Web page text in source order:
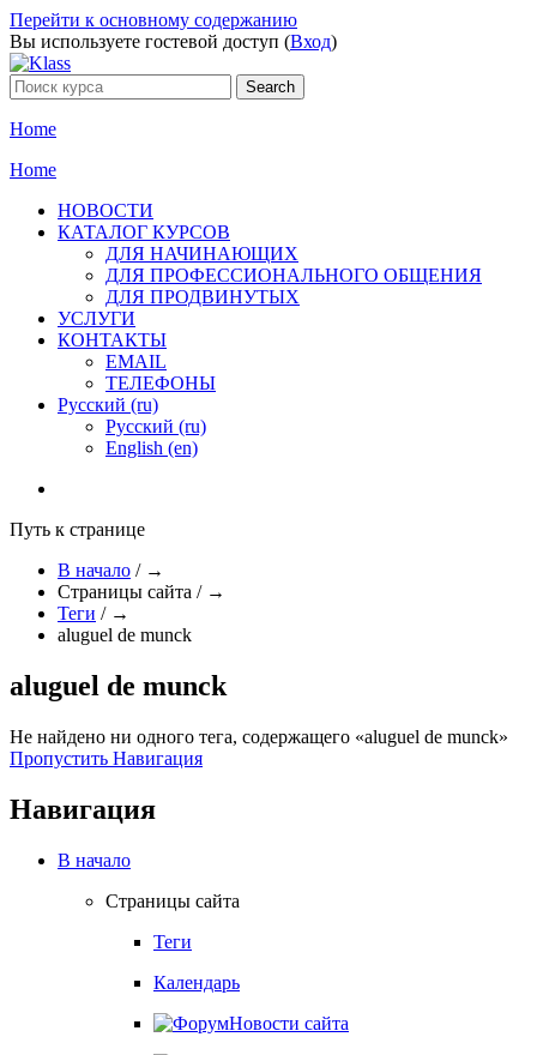
Перейти к основному содержанию
Вы используете гостевой доступ (Вход)
Home
Home
НОВОСТИ
КАТАЛОГ КУРСОВ
ДЛЯ НАЧИНАЮЩИХ
ДЛЯ ПРОФЕССИОНАЛЬНОГО ОБЩЕНИЯ
ДЛЯ ПРОДВИНУТЫХ
УСЛУГИ
КОНТАКТЫ
EMAIL
ТЕЛЕФОНЫ
Русский ‎(ru)‎
Русский ‎(ru)‎
English ‎(en)‎
Путь к странице
В начало / →
Страницы сайта / →
Теги / →
aluguel de munck
aluguel de munck
Не найдено ни одного тега, содержащего «aluguel de munck»
Пропустить Навигация
Навигация
В начало
Страницы сайта
Теги
Календарь
Новости сайта